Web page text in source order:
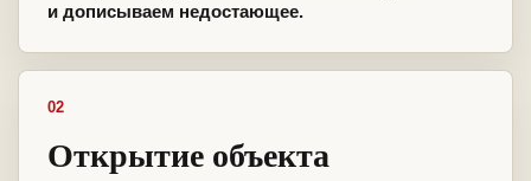
и дописываем недостающее.
02
Открытие объекта